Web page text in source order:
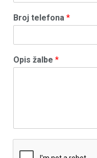
Broj telefona *
Opis žalbe *